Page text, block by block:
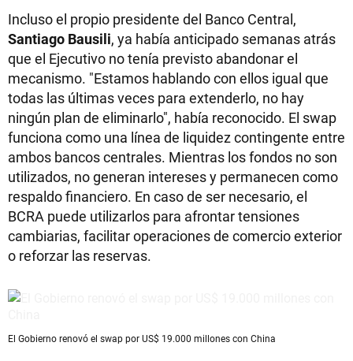
Incluso el propio presidente del Banco Central,
Santiago Bausili, ya había anticipado semanas atrás
que el Ejecutivo no tenía previsto abandonar el
mecanismo. "Estamos hablando con ellos igual que
todas las últimas veces para extenderlo, no hay
ningún plan de eliminarlo", había reconocido. El swap
funciona como una línea de liquidez contingente entre
ambos bancos centrales. Mientras los fondos no son
utilizados, no generan intereses y permanecen como
respaldo financiero. En caso de ser necesario, el
BCRA puede utilizarlos para afrontar tensiones
cambiarias, facilitar operaciones de comercio exterior
o reforzar las reservas.
El Gobierno renovó el swap por US$ 19.000 millones con China